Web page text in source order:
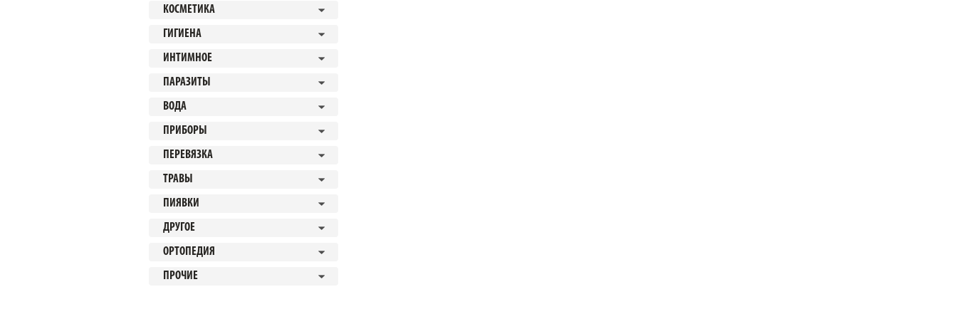
КОСМЕТИКА
ГИГИЕНА
ИНТИМНОЕ
ПАРАЗИТЫ
ВОДА
ПРИБОРЫ
ПЕРЕВЯЗКА
ТРАВЫ
ПИЯВКИ
ДРУГОЕ
ОРТОПЕДИЯ
ПРОЧИЕ